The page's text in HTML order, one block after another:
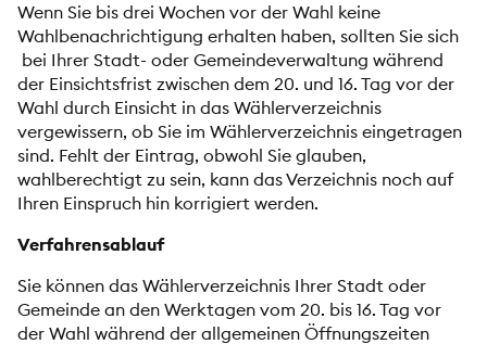
Wenn Sie bis drei Wochen vor der Wahl keine
Wahlbenachrichtigung erhalten haben, sollten Sie sich
bei Ihrer Stadt- oder Gemeindeverwaltung während
der Einsichtsfrist zwischen dem 20. und 16. Tag vor der
Wahl durch Einsicht in das Wählerverzeichnis
vergewissern, ob Sie im Wählerverzeichnis eingetragen
sind. Fehlt der Eintrag, obwohl Sie glauben,
wahlberechtigt zu sein, kann das Verzeichnis noch auf
Ihren Einspruch hin korrigiert werden.
Verfahrensablauf
Sie können das Wählerverzeichnis Ihrer Stadt oder
Gemeinde an den Werktagen vom 20. bis 16. Tag vor
der Wahl während der allgemeinen Öffnungszeiten